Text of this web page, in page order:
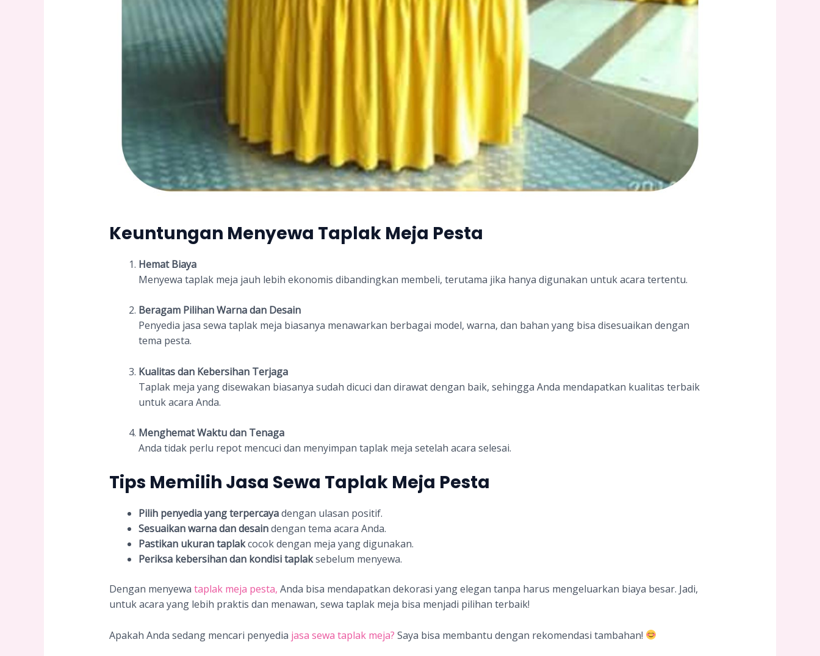
Keuntungan Menyewa Taplak Meja Pesta
Hemat Biaya
Menyewa taplak meja jauh lebih ekonomis dibandingkan membeli, terutama jika hanya digunakan untuk acara tertentu.
Beragam Pilihan Warna dan Desain
Penyedia jasa sewa taplak meja biasanya menawarkan berbagai model, warna, dan bahan yang bisa disesuaikan dengan
tema pesta.
Kualitas dan Kebersihan Terjaga
Taplak meja yang disewakan biasanya sudah dicuci dan dirawat dengan baik, sehingga Anda mendapatkan kualitas terbaik
untuk acara Anda.
Menghemat Waktu dan Tenaga
Anda tidak perlu repot mencuci dan menyimpan taplak meja setelah acara selesai.
Tips Memilih Jasa Sewa Taplak Meja Pesta
Pilih penyedia yang terpercayadengan ulasan positif.
Sesuaikan warna dan desaindengan tema acara Anda.
Pastikan ukuran taplakcocok dengan meja yang digunakan.
Periksa kebersihan dan kondisi taplaksebelum menyewa.
Dengan menyewa taplak meja pesta, Anda bisa mendapatkan dekorasi yang elegan tanpa harus mengeluarkan biaya besar. Jadi,
untuk acara yang lebih praktis dan menawan, sewa taplak meja bisa menjadi pilihan terbaik!
Apakah Anda sedang mencari penyedia jasa sewa taplak meja? Saya bisa membantu dengan rekomendasi tambahan!